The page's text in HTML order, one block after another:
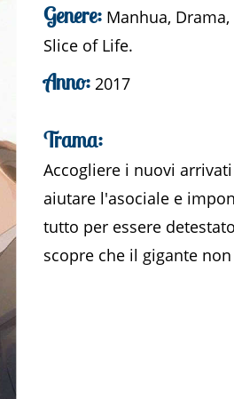
Genere: Manhua,
Slice of Life.
Anno: 2017
Trama:
Accogliere i nuovi
aiutare l'asociale e
tutto per essere
scopre che il gigante